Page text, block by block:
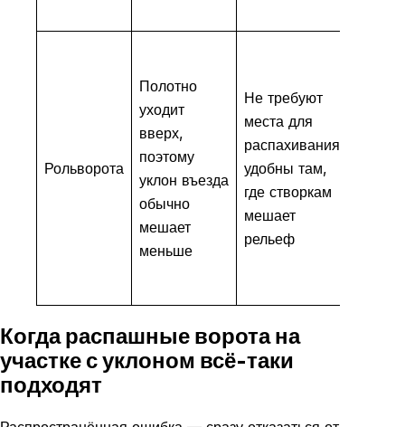
Рольворота
Полотно
уходит
вверх,
поэтому
уклон въезда
обычно
мешает
меньше
Не требуют
места для
распахивания,
удобны там,
где створкам
мешает
рельеф
Когда распашные ворота на
участке с уклоном всё-таки
подходят